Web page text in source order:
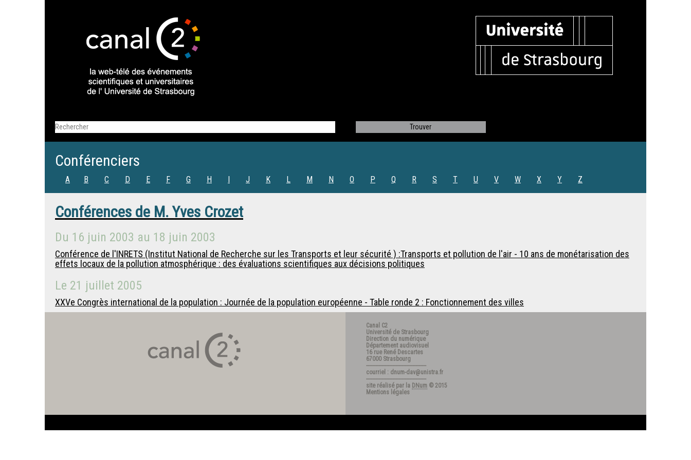
Conférenciers
A B C D E F G H I J K L M N O P Q R S T U V W X Y Z
Conférences de M. Yves Crozet
Du 16 juin 2003 au 18 juin 2003
Conférence de l'INRETS (Institut National de Recherche sur les Transports et leur sécurité ) :Transports et pollution de l'air - 10 ans de monétarisation des
effets locaux de la pollution atmosphérique : des évaluations scientifiques aux décisions politiques
Le 21 juillet 2005
XXVe Congrès international de la population : Journée de la population européenne - Table ronde 2 : Fonctionnement des villes
Canal C2
Université de Strasbourg
Direction du numérique
Département audiovisuel
16 rue René Descartes
67000 Strasbourg
---------------------------------------
courriel : dnum-dav@unistra.fr
---------------------------------------
site réalisé par la DNum © 2015
Mentions légales